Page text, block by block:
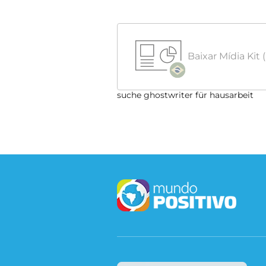
Baixar Mídia Kit
suche ghostwriter für hausarbeit